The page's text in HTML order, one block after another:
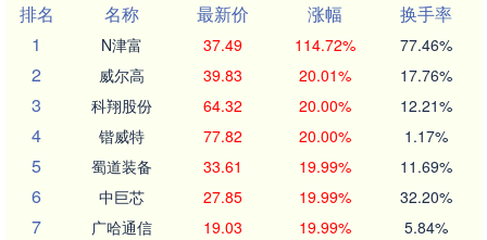
排名
名称 最新价 涨幅
换手率
1
N津富 37.49 114.72% 77.46%
2 威尔高 39.83 20.01% 17.76%
3 科翔股份 64.32 20.00% 12.21%
4 锴威特 77.82 20.00% 1.17%
5 蜀道装备 33.61 19.99% 11.69%
6 中巨芯 27.85 19.99% 32.20%
7 广哈通信 19.03 19.99% 5.84%